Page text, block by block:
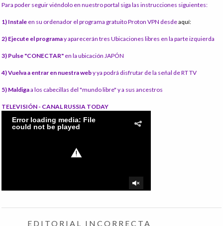
Para poder seguir viéndolo en nuestro portal siga las instrucciones siguientes:
1) Instale en su ordenador el programa gratuito Proton VPN desdeaquí:
2) Ejecute el programay aparecerán tres Ubicaciones libres en la parte izquierda
3) Pulse "CONECTAR" en la ubicación JAPÓN
4) Vuelva a entrar en nuestra weby ya podrá disfrutar de la señal de RT TV
5) Maldigaa los cabecillas del "mundo libre" y a sus ancestros
TELEVISIÓN - CANAL RUSSIA TODAY
EDITORIAL INCORRECTA